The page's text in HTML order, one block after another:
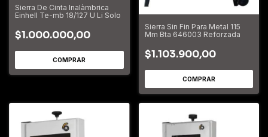
Sierra De Cinta Inalàmbrica
Einhell Te-mb 18/127 U Li Solo
$1.000.000,00
Sierra Sin Fin Para Metal 115
Mm Bta 646003 Reforzada
$1.103.900,00